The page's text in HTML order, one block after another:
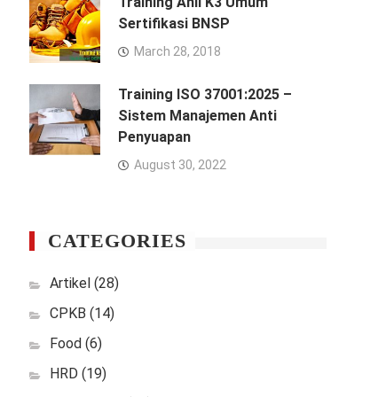
Sertifikasi BNSP
March 28, 2018
Training ISO 37001:2025 –
Sistem Manajemen Anti
Penyuapan
August 30, 2022
CATEGORIES
Artikel (28)
CPKB (14)
Food (6)
HRD (19)